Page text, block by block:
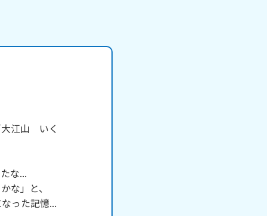
江山　いく
な...
な」と、
った記憶...